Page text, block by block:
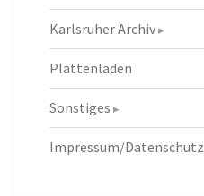
Karlsruher Archiv
Plattenläden
Sonstiges
Impressum/Datenschutz